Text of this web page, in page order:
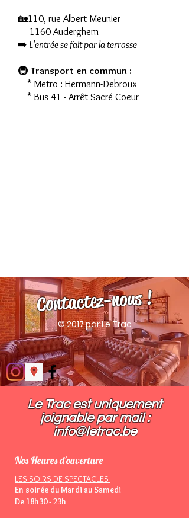
🏡110, rue Albert Meunier
1160 Auderghem
➡️ L'entrée se fait par la terrasse
🚇 Transport en commun :
* Metro : Hermann-Debroux
* Bus 41 - Arrêt Sacré Coeur
Contactez-nous !
© 2017 par Le Trac
Le Trac est uniquement
joignable par mail :​
info@letrac.be
Nos Heures d'ouverture
LES SOIRS DE SPECTACLES
En soirée du Mardi au Samedi
De 18h30 - 23h